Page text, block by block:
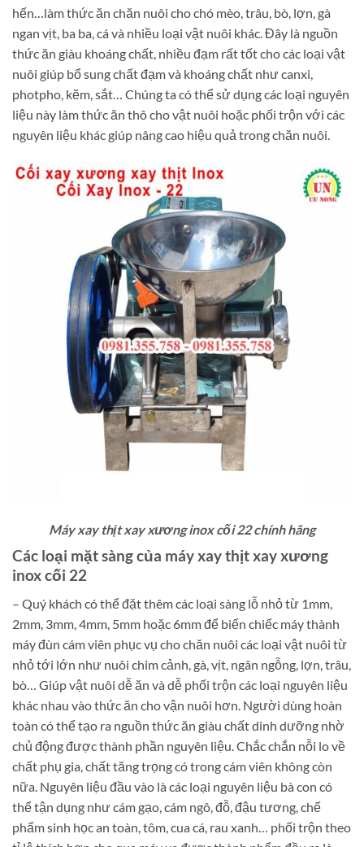
hến…làm thức ăn chăn nuôi cho chó mèo, trâu, bò, lợn, gà
ngan vịt, ba ba, cá và nhiều loại vật nuôi khác. Đây là nguồn
thức ăn giàu khoáng chất, nhiều đạm rất tốt cho các loại vật
nuôi giúp bổ sung chất đạm và khoáng chất như canxi,
photpho, kẽm, sắt… Chúng ta có thể sử dụng các loại nguyên
liệu này làm thức ăn thô cho vật nuôi hoặc phối trộn với các
nguyên liệu khác giúp nâng cao hiệu quả trong chăn nuôi.
Máy xay thịt xay xương inox cối 22 chính hãng
Các loại mặt sàng của máy xay thịt xay xương
inox cối 22
– Quý khách có thể đặt thêm các loại sàng lỗ nhỏ từ 1mm,
2mm, 3mm, 4mm, 5mm hoặc 6mm để biến chiếc máy thành
máy đùn cám viên phục vụ cho chăn nuôi các loại vật nuôi từ
nhỏ tới lớn như nuôi chim cảnh, gà, vịt, ngân ngỗng, lợn, trâu,
bò… Giúp vật nuôi dễ ăn và dễ phối trộn các loại nguyên liệu
khác nhau vào thức ăn cho vận nuôi hơn. Người dùng hoàn
toàn có thể tạo ra nguồn thức ăn giàu chất dinh dưỡng nhờ
chủ động được thành phần nguyên liệu. Chắc chắn nỗi lo về
chất phụ gia, chất tăng trọng có trong cám viên không còn
nữa. Nguyên liệu đầu vào là các loại nguyên liệu bà con có
thể tận dụng như cám gạo, cám ngô, đỗ, đậu tương, chế
phẩm sinh học an toàn, tôm, cua cá, rau xanh… phối trộn theo